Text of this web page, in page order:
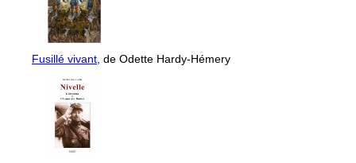
Fusillé vivant , de Odette Hardy-Hémery